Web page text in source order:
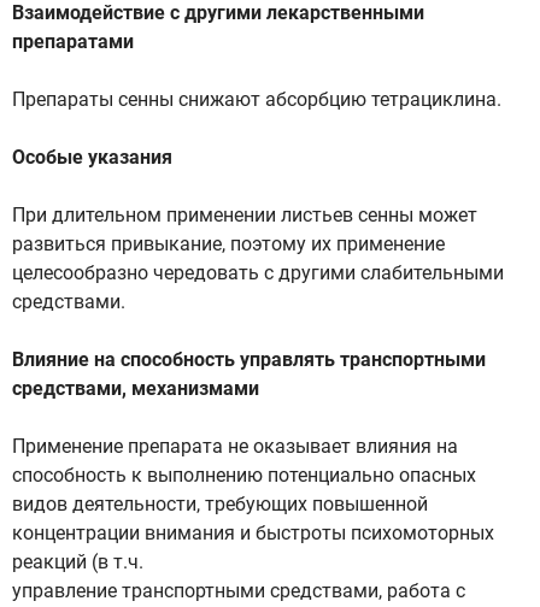
Взаимодействие с другими лекарственными
препаратами
Препараты сенны снижают абсорбцию тетрациклина.
Особые указания
При длительном применении листьев сенны может
развиться привыкание, поэтому их применение
целесообразно чередовать с другими слабительными
средствами.
Влияние на способность управлять транспортными
средствами, механизмами
Применение препарата не оказывает влияния на
способность к выполнению потенциально опасных
видов деятельности, требующих повышенной
концентрации внимания и быстроты психомоторных
реакций (в т.ч.
управление транспортными средствами, работа с